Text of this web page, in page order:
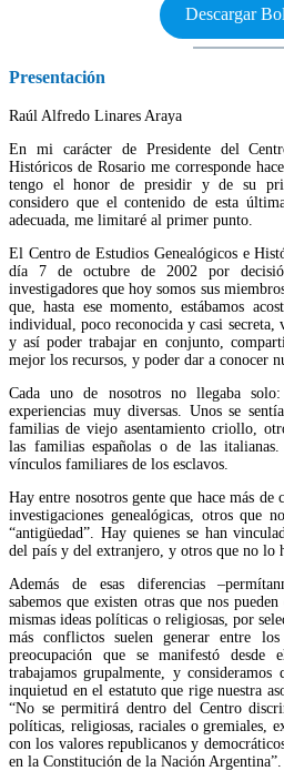
Descargar
Presentación
Raúl Alfredo Linares Araya
En mi carácter de Presidente del
Históricos de Rosario me corresponde
tengo el honor de presidir y de su
considero que el contenido de esta
adecuada, me limitaré al primer punto.
El Centro de Estudios Genealógicos e
día 7 de octubre de 2002 por
investigadores que hoy somos sus
que, hasta ese momento, estábamos
individual, poco reconocida y casi
y así poder trabajar en conjunto,
mejor los recursos, y poder dar a conocer
Cada uno de nosotros no llegaba
experiencias muy diversas. Unos se
familias de viejo asentamiento criollo,
las familias españolas o de las
vínculos familiares de los esclavos.
Hay entre nosotros gente que hace más de
investigaciones genealógicas, otros que
“antigüedad”. Hay quienes se han
del país y del extranjero, y otros que no lo
Además de esas diferencias
sabemos que existen otras que nos
mismas ideas políticas o religiosas, por
más conflictos suelen generar entre
preocupación que se manifestó
trabajamos grupalmente, y consideramos
inquietud en el estatuto que rige nuestra
“No se permitirá dentro del Centro
políticas, religiosas, raciales o gremiales,
con los valores republicanos y
en la Constitución de la Nación Argentina”.